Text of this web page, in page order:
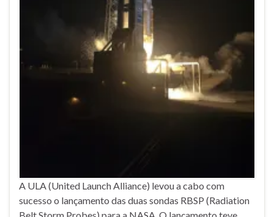
A ULA (United Launch Alliance) levou a cabo com
sucesso o lançamento das duas sondas RBSP (Radiation